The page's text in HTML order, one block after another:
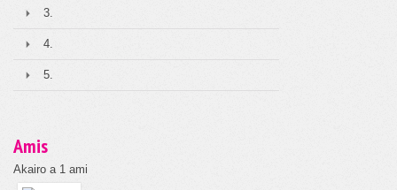
3.
4.
5.
Amis
Akairo a 1 ami